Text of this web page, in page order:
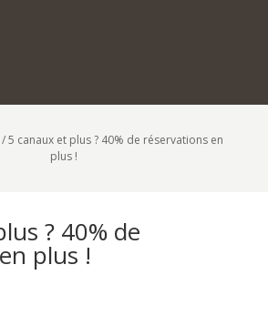
/5 canaux et plus ? 40% de réservations en
plus !
? 40% de
plus !